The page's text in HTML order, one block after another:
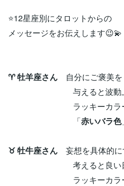
⭐12星座別にタロットからの
メッセージをお伝えします😉💫
♈ 牡羊座さん 自分にご褒美を
与えると波動上昇
ラッキーカラー・
「赤いバラ色
♉ 牡牛座さん 妄想を具体的
考えると良い
ラッキーカラー・